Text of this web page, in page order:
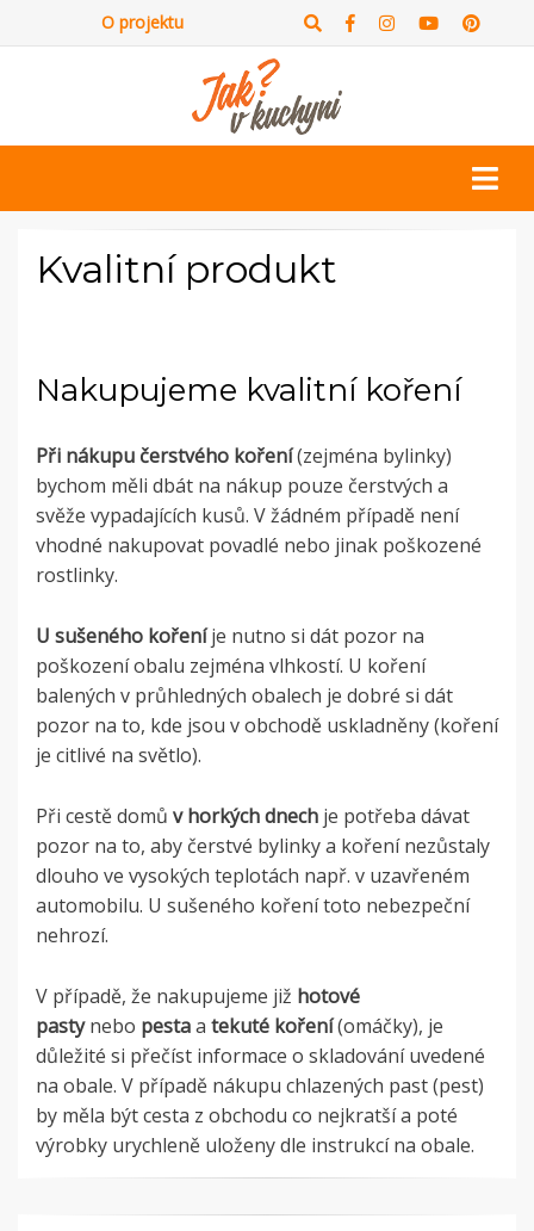
O projektu
Kvalitní produkt
Nakupujeme kvalitní koření
Při nákupu čerstvého koření(zejména bylinky)
bychom měli dbát na nákup pouze čerstvých a
svěže vypadajících kusů. V žádném případě není
vhodné nakupovat povadlé nebo jinak poškozené
rostlinky.
U sušeného koření je nutno si dát pozor na
poškození obalu zejména vlhkostí. U koření
balených v průhledných obalech je dobré si dát
pozor na to, kde jsou v obchodě uskladněny (koření
je citlivé na světlo).
Při cestě domů v horkých dnech je potřeba dávat
pozor na to, aby čerstvé bylinky a koření nezůstaly
dlouho ve vysokých teplotách např. v uzavřeném
automobilu. U sušeného koření toto nebezpeční
nehrozí.
V případě, že nakupujeme již hotové
pasty nebo pestaa tekuté koření(omáčky), je
důležité si přečíst informace o skladování uvedené
na obale. V případě nákupu chlazených past (pest)
by měla být cesta z obchodu co nejkratší a poté
výrobky urychleně uloženy dle instrukcí na obale.